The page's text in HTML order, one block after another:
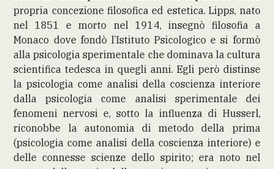
propria concezione filosofica ed estetica. Lipps, nato
nel 1851 e morto nel 1914, insegnò filosofia a
Monaco dove fondò l’Istituto Psicologico e si formò
alla psicologia sperimentale che dominava la cultura
scientifica tedesca in quegli anni. Egli però distinse
la psicologia come analisi della coscienza interiore
dalla psicologia come analisi sperimentale dei
fenomeni nervosi e, sotto la influenza di Husserl,
riconobbe la autonomia di metodo della prima
(psicologia come analisi della coscienza interiore) e
delle connesse scienze dello spirito; era noto nel